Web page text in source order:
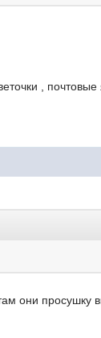
,
они просушку